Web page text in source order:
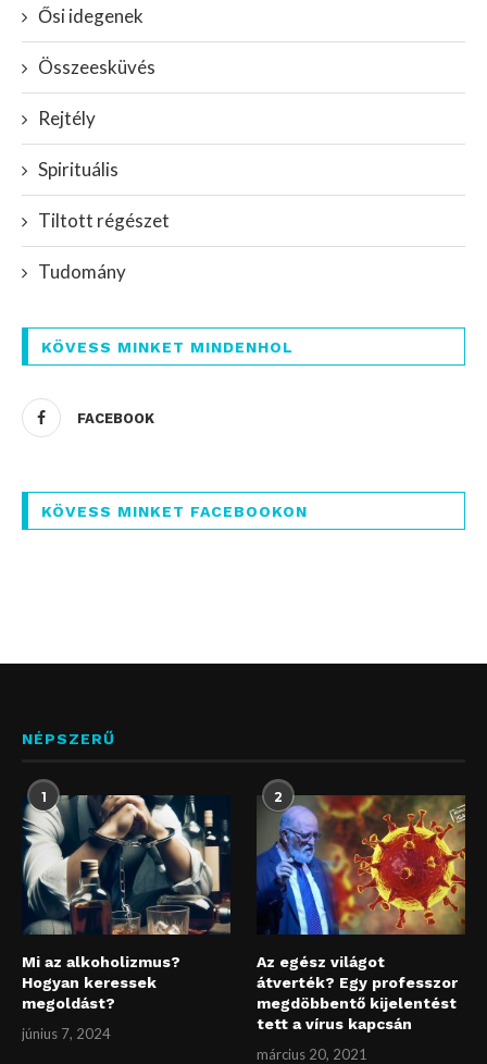
Ősi idegenek
Összeesküvés
Rejtély
Spirituális
Tiltott régészet
Tudomány
KÖVESS MINKET MINDENHOL
FACEBOOK
KÖVESS MINKET FACEBOOKON
NÉPSZERŰ
1
Mi az alkoholizmus?
Hogyan keressek
megoldást?
június 7, 2024
2
Az egész világot
átverték? Egy professzor
megdöbbentő kijelentést
tett a vírus kapcsán
március 20, 2021